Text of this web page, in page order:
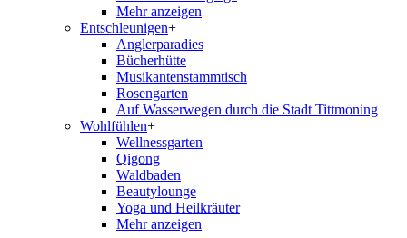
Mehr anzeigen
Entschleunigen+
Anglerparadies
Bücherhütte
Musikantenstammtisch
Rosengarten
Auf Wasserwegen durch die Stadt Tittmoning
Wohlfühlen+
Wellnessgarten
Qigong
Waldbaden
Beautylounge
Yoga und Heilkräuter
Mehr anzeigen